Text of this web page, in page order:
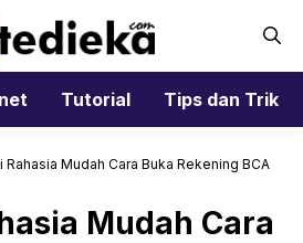
Tutorial Tips dan Trik
Rahasia Mudah Cara Buka Rekening BCA
Mudah Cara